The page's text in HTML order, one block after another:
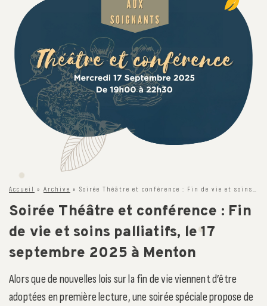
Accueil » Archive » Soirée Théâtre et conférence : Fin de vie et soins palliatifs, le 17 septembre 2025 à Menton
Soirée Théâtre et conférence : Fin
de vie et soins palliatifs, le 17
septembre 2025 à Menton
Alors que de nouvelles lois sur la fin de vie viennent d’être
adoptées en première lecture, une soirée spéciale propose de